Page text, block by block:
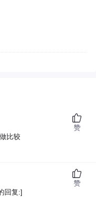
比较
赞
回复:]
赞